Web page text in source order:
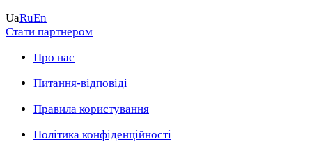
UaRuEn
Стати партнером
Про нас
Питання-відповіді
Правила користування
Політика конфіденційності